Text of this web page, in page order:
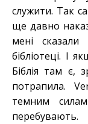
служити. Так
ще давно
мені
бібліотеці. І
Біблія там є,
потрапила.
темним
перебувають.